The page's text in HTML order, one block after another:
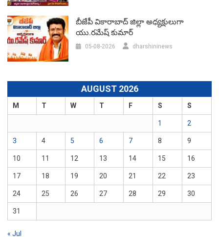
బీజేపీ వికారాబాద్‌ జిల్లా అధ్యక్షులుగా
యు.రమేష్‌ కుమార్
05-08-2026 dharshininews
AUGUST 2026
M T W T F S S
1 2
3 4 5 6 7 8 9
10 11 12 13 14 15 16
17 18 19 20 21 22 23
24 25 26 27 28 29 30
31
« Jul